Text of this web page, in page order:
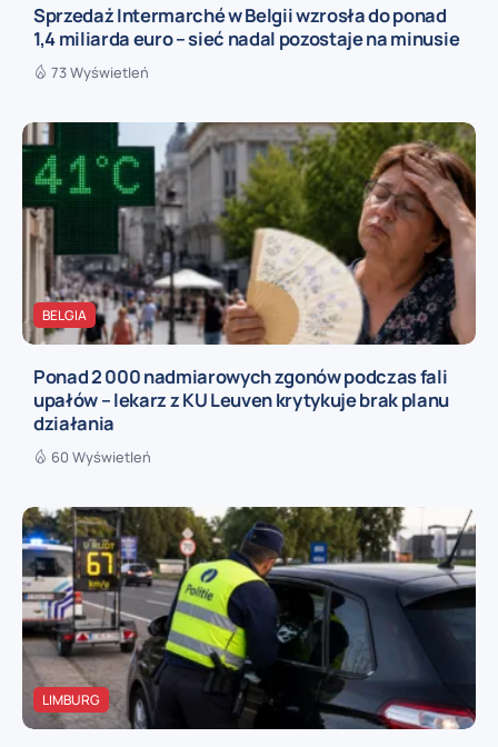
Sprzedaż Intermarché w Belgii wzrosła do ponad
1,4 miliarda euro – sieć nadal pozostaje na minusie
73 Wyświetleń
BELGIA
Ponad 2 000 nadmiarowych zgonów podczas fali
upałów – lekarz z KU Leuven krytykuje brak planu
działania
60 Wyświetleń
LIMBURG